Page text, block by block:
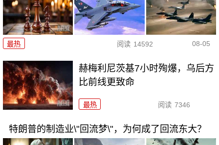
最热 阅读 14592 08-05
赫梅利尼茨基7小时殉爆，乌后方
比前线更致命
最热 阅读 7346
特朗普的制造业\"回流梦\"，为何成了回流东大？